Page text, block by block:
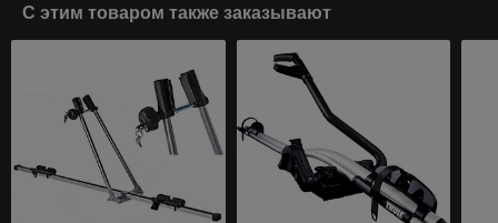
С этим товаром также заказывают